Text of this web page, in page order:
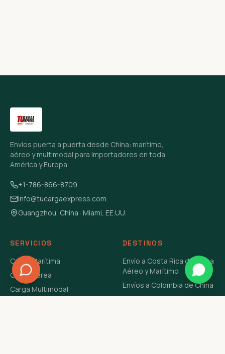
Envíos puerta a puerta desde China: marítimo,
aéreo y multimodal para importadores en toda
América y Europa.
+1-786-866-8709
info@tucargaexpress.com
Guangzhou, China · Miami, EE.UU.
SERVICIOS
Carga Marítima
Carga Aérea
Carga Multimodal
DESTINOS
Envío a Costa Rica de China
Aéreo y Marítimo
Envíos a Colombia de China